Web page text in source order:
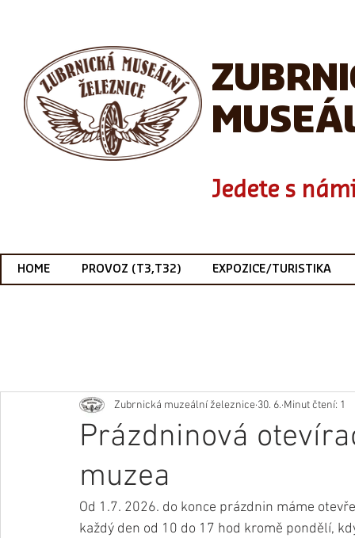
Jedete s
HOME PROVOZ (T3,T32) EXPOZICE/TURISTIKA
Prázdninová
muzea
Zubrnická muzeální železnice 30. 6. Minut čtení: 1
Od 1.7. 2026. do konce prázdnin máme
každý den od 10 do 17 hod kromě pondělí,